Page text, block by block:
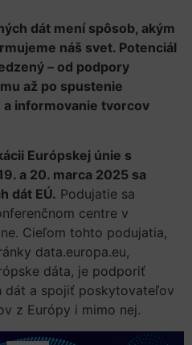
dát mení spôsob, akým
náš svet. Potenciál
– od podpory
až po spustenie
informovanie tvorcov
Európskej únie s
a 20. marca 2025 sa
dát EÚ. Podujatie sa
centre v
Cieľom tohto podujatia,
data.europa.eu,
dáta, je podporiť
dát a spojiť poskytovateľov
z Európy i mimo nej.